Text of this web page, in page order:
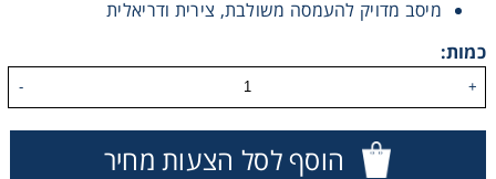
מיסב מדויק להעמסה משולבת, צירית ודריאלית
כמות:
+
-
הוסף לסל הצעות מחיר